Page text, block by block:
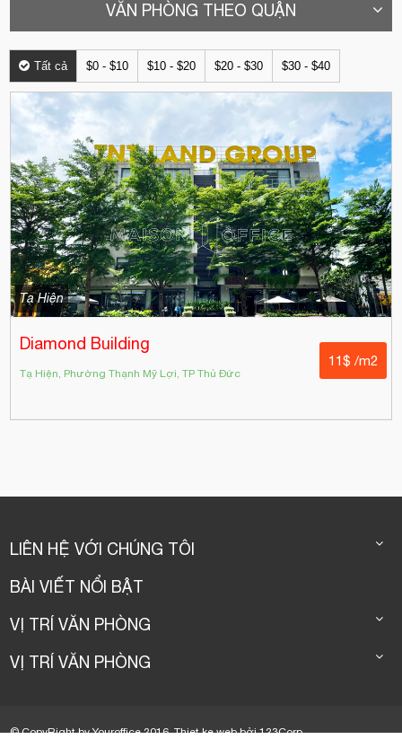
VĂN PHÒNG THEO QUẬN
Tất cả $0 - $10 $10 - $20 $20 - $30 $30 - $40
Tạ Hiện
Diamond Building
Tạ Hiện, Phường Thạnh Mỹ Lợi, TP Thủ Đức
11$ /m2
LIÊN HỆ VỚI CHÚNG TÔI
BÀI VIẾT NỔI BẬT
VỊ TRÍ VĂN PHÒNG
VỊ TRÍ VĂN PHÒNG
© CopyRight by Youroffice 2016.Thiet ke webbởi123Corp